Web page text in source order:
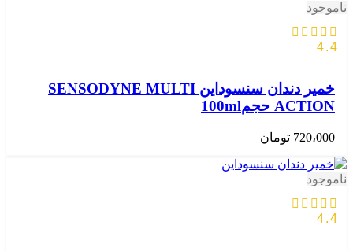
ناموجود
4.4
خمیر دندان سنسوداین SENSODYNE MULTI
ACTION حجم100ml
720،000 تومان
ناموجود
4.4